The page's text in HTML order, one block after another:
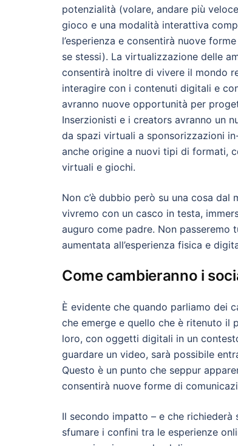
potenzialità (volare, andare più
gioco e una modalità interattiva
l’esperienza e consentirà nuove
se stessi). La virtualizzazione delle
consentirà inoltre di vivere il mondo
interagire con i contenuti digitali e
avranno nuove opportunità per
Inserzionisti e i creators avranno un
da spazi virtuali a sponsorizzazioni
anche origine a nuovi tipi di formati,
virtuali e giochi.
Non c’è dubbio però su una cosa
vivremo con un casco in testa,
auguro come padre. Non
aumentata all’esperienza fisica e
Come cambieranno i
È evidente che quando parliamo dei
che emerge e quello che è ritenuto il
loro, con oggetti digitali in un
guardare un video, sarà possibile
Questo è un punto che seppur
consentirà nuove forme di
Il secondo impatto – e che
sfumare i confini tra le esperienze